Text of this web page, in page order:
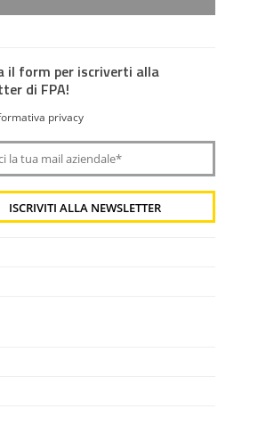
il form per iscriverti alla
di FPA!
privacy